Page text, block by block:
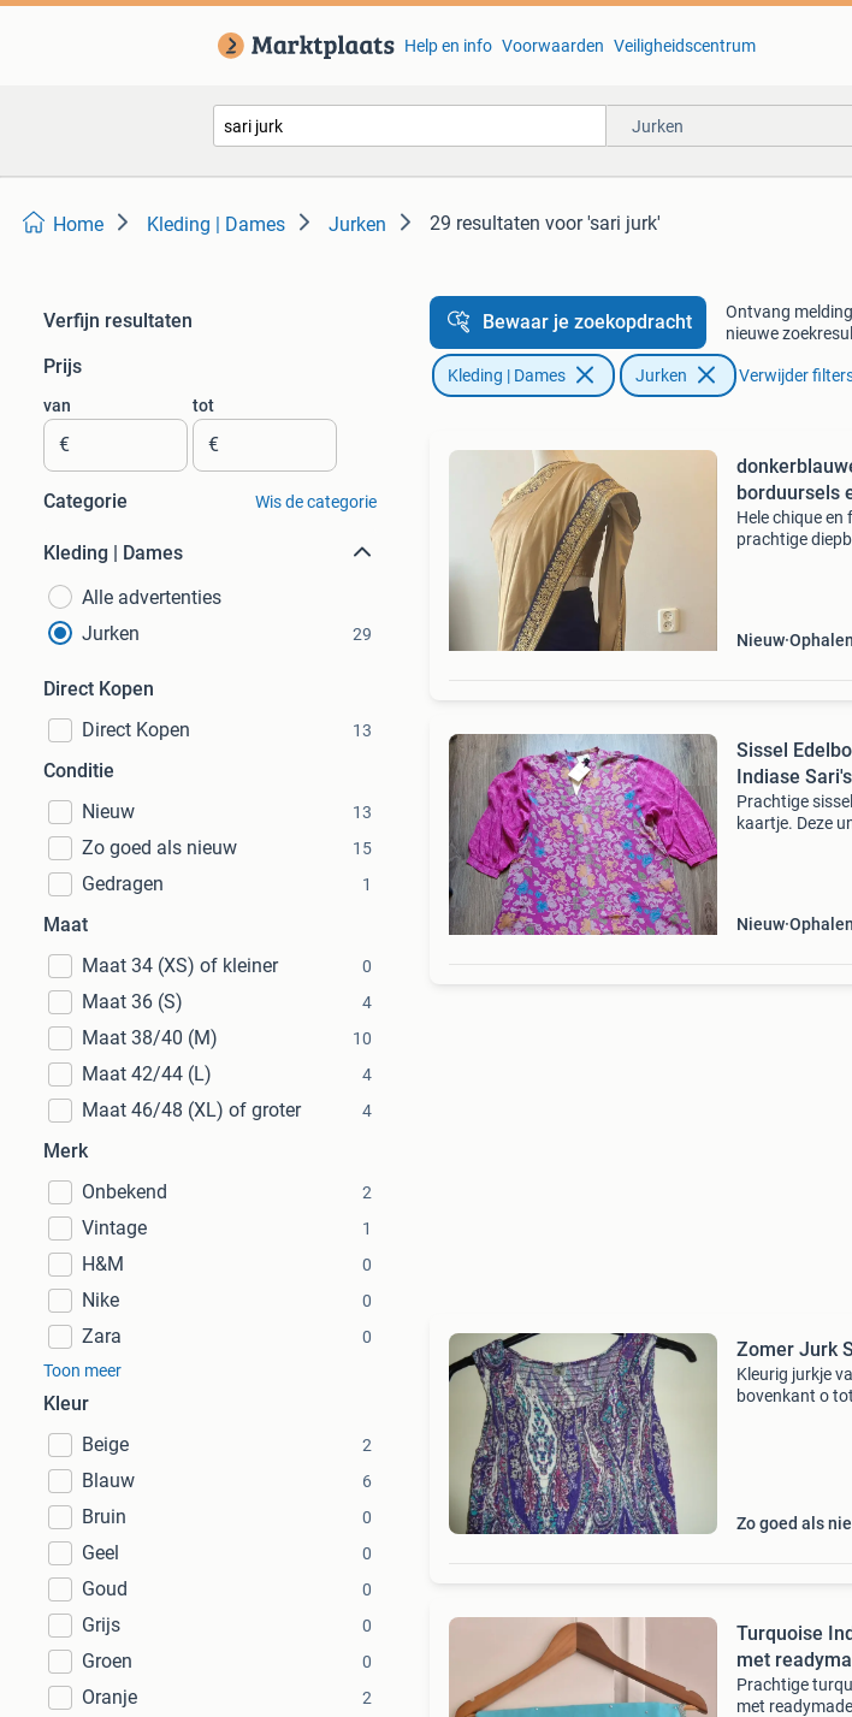
Help en info Voorwaarden Veiligheidscentrum
Jurken
Home Kleding | Dames Jurken 29 resultaten voor 'sari jurk'
Verfijn resultaten
Prijs
van
€
tot
€
Categorie Wis de categorie
Kleding | Dames
Alle advertenties
Jurken
29
Direct Kopen
Direct Kopen
13
Conditie
Nieuw
13
Zo goed als nieuw 15
Gedragen 1
Maat
Maat 34 (XS) of kleiner
0
Maat 36 (S) 4
Maat 38/40 (M) 10
Maat 42/44 (L) 4
Maat 46/48 (XL) of groter 4
Merk
Onbekend
2
Vintage 1
H&M 0
Nike 0
Zara
0
Toon meer
Kleur
Beige
2
Blauw 6
Bruin 0
Geel 0
Goud 0
Grijs 0
Groen 0
Oranje 2
Bewaar je zoekopdracht
Ontvang
nieuwe
Kleding | Dames Jurken Verwijder
borduursels
Hele chique en
prachtige
Nieuw Ophalen
Sissel
Indiase Sari's
Prachtige
kaartje. Deze
Nieuw
Kleurig jurkje
bovenkant o
Zo goed als
Turquoise
met
Prachtige
met